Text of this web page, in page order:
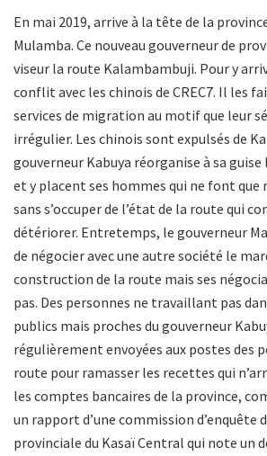
En mai 2019, arrive à la tête de la
Mulamba. Ce nouveau gouverneur de
viseur la route Kalambambuji. Pour y
conflit avec les chinois de CREC7. Il les
services de migration au motif que leur
irrégulier. Les chinois sont expulsés de
gouverneur Kabuya réorganise à sa guise
et y placent ses hommes qui ne font
sans s’occuper de l’état de la route qui
détériorer. Entretemps, le gouverneur
de négocier avec une autre société le
construction de la route mais ses
pas. Des personnes ne travaillant pas
publics mais proches du gouverneur
régulièrement envoyées aux postes des
route pour ramasser les recettes qui
les comptes bancaires de la province,
un rapport d’une commission d’enquête
provinciale du Kasaï Central qui note un